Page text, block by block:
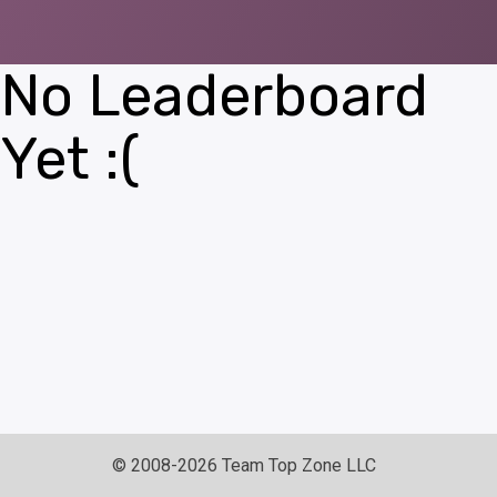
No Leaderboard
Yet :(
© 2008-2026 Team Top Zone LLC